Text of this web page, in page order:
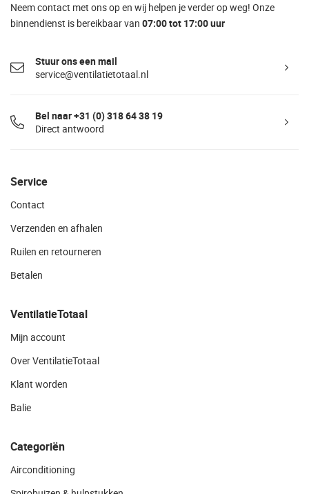
Neem contact met ons op en wij helpen je verder op weg! Onze
binnendienst is bereikbaar van 07:00 tot 17:00 uur
Stuur ons een mail
service@ventilatietotaal.nl
Bel naar +31 (0) 318 64 38 19
Direct antwoord
Service
Contact
Verzenden en afhalen
Ruilen en retourneren
Betalen
VentilatieTotaal
Mijn account
Over VentilatieTotaal
Klant worden
Balie
Categoriën
Airconditioning